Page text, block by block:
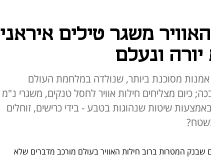
משגר טילים איראני
ונעלם
אמנות מסוכנת ביותר, שנולדה במלחמת העולם
כיום מצליחים חילות אוויר לחסל טנקים, משגרי נ"מ
שיטות שנהוגות בטבע - בידי כרישים, זוחלים